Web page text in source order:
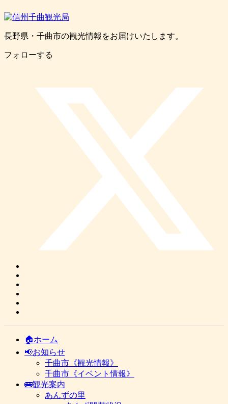
長野県・千曲市の観光情報をお届けいたします。
フォローする
🏠ホーム
📢お知らせ
千曲市《観光情報》
千曲市《イベント情報》
🚌観光案内
あんずの里